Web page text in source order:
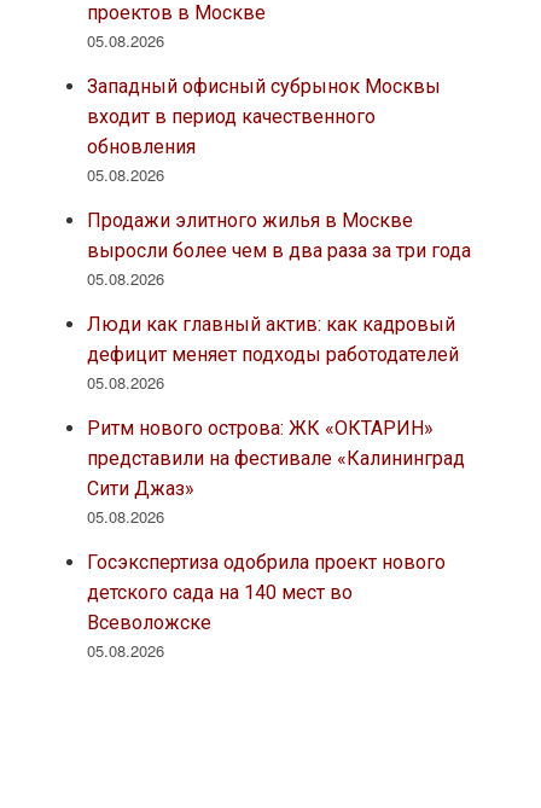
проектов в Москве
05.08.2026
Западный офисный субрынок Москвы
входит в период качественного
обновления
05.08.2026
Продажи элитного жилья в Москве
выросли более чем в два раза за три года
05.08.2026
Люди как главный актив: как кадровый
дефицит меняет подходы работодателей
05.08.2026
Ритм нового острова: ЖК «ОКТАРИН»
представили на фестивале «Калининград
Сити Джаз»
05.08.2026
Госэкспертиза одобрила проект нового
детского сада на 140 мест во
Всеволожске
05.08.2026